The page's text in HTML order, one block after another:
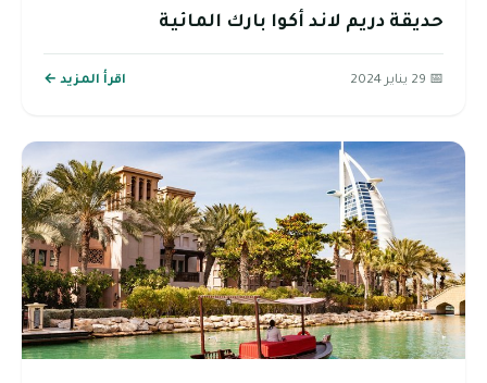
حديقة دريم لاند أكوا بارك المائية
📅 29 يناير 2024 اقرأ المزيد ←